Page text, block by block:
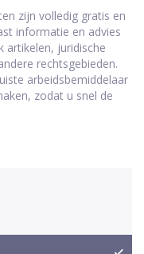
zijn volledig gratis en
informatie en advies
artikelen, juridische
rechtsgebieden.
arbeidsbemiddelaar
zodat u snel de